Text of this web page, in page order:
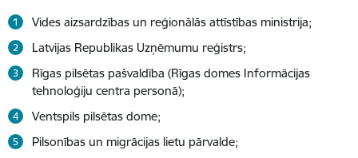
Vides aizsardzības un reģionālās attīstības ministrija;
Latvijas Republikas Uzņēmumu reģistrs;
Rīgas pilsētas pašvaldība (Rīgas domes Informācijas
tehnoloģiju centra personā);
Ventspils pilsētas dome;
Pilsonības un migrācijas lietu pārvalde;